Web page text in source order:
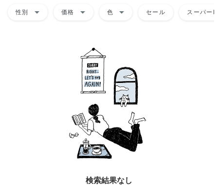
性別 arrow_drop_down 価格 arrow_drop_down 色 arrow_drop_down セール スーパー
検索結果なし